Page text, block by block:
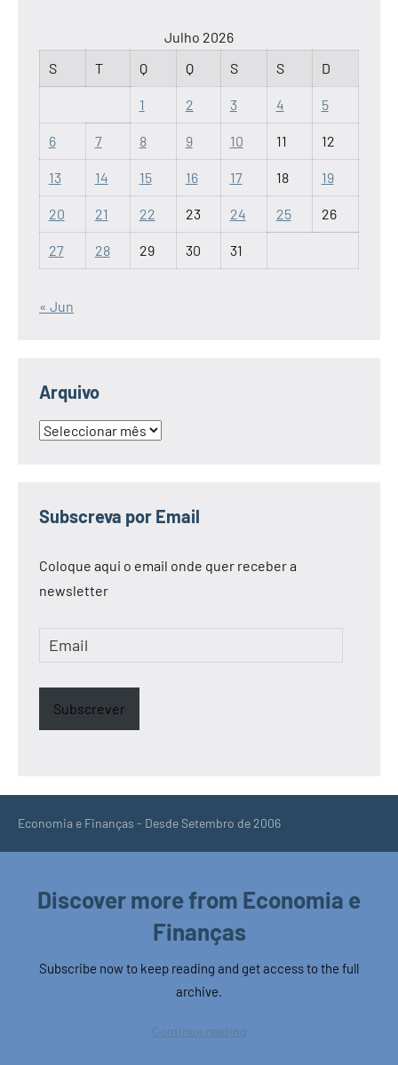
Julho 2026
S
T Q Q S S D
1 2 3 4 5
6 7 8 9 10 11 12
13 14 15 16 17 18 19
20 21 22 23 24 25 26
27 28 29 30 31
« Jun
Arquivo
Arquivo
Subscreva por Email
Coloque aqui o email onde quer receber a
newsletter
Email
Subscrever
Economia e Finanças - Desde Setembro de 2006
Discover more from Economia e
Finanças
Subscribe now to keep reading and get access to the full
archive.
Continue reading